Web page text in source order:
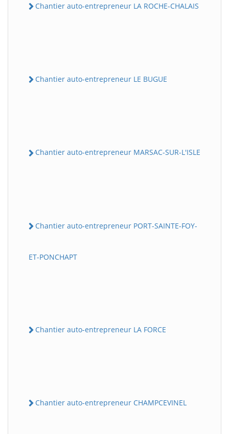
Chantier auto-entrepreneur LA ROCHE-CHALAIS
Chantier auto-entrepreneur LE BUGUE
Chantier auto-entrepreneur MARSAC-SUR-L'ISLE
Chantier auto-entrepreneur PORT-SAINTE-FOY-
ET-PONCHAPT
Chantier auto-entrepreneur LA FORCE
Chantier auto-entrepreneur CHAMPCEVINEL